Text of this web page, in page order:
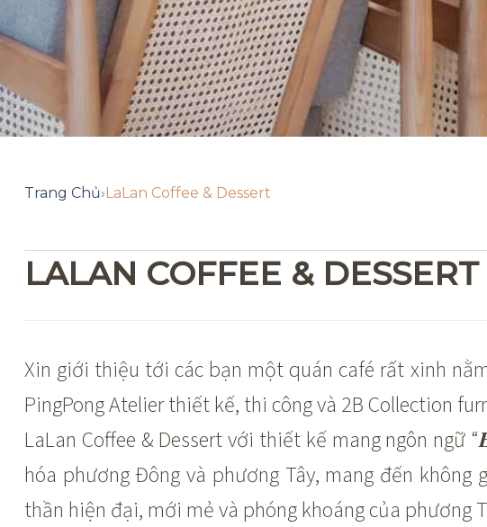
Trang Chủ›LaLan Coffee & Dessert
LALAN COFFEE & DESSERT
Xin giới thiệu tới các bạn một quán café rất xinh
PingPong Atelier thiết kế, thi công và 2B Collection
LaLan Coffee & Dessert với thiết kế mang ngôn ngữ
hóa phương Đông và phương Tây, mang đến
thần hiện đại, mới mẻ và phóng khoáng của phương